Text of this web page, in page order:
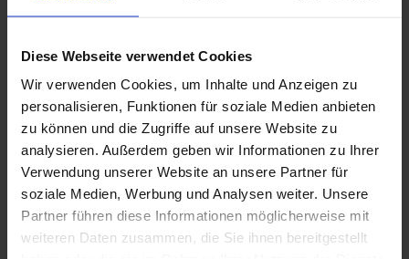
Diese Webseite verwendet Cookies
Wir verwenden Cookies, um Inhalte und Anzeigen zu
personalisieren, Funktionen für soziale Medien anbieten
zu können und die Zugriffe auf unsere Website zu
analysieren. Außerdem geben wir Informationen zu Ihrer
Verwendung unserer Website an unsere Partner für
soziale Medien, Werbung und Analysen weiter. Unsere
Partner führen diese Informationen möglicherweise mit
weiteren Daten zusammen, die Sie ihnen bereitgestellt
entspannter machen
Viele Leistungen sind bereits inkludiert:Trinkgelder, flexible
Pakete und attraktive Angebotesorgen für Transparenz und
Komfort. Weitere Inspiration finden Sie unterAlle
Kreuzfahrtschiffe bei Dreamlines,Alle Reedereien bei
Dreamlinesoder direkt beiDreamlines, wenn Sie Ihre
nächste Kreuzfahrt buchen möchten.
Beliebte Reiseziele der MSC Meraviglia?
Gastronomie
Service
Entertainment
Ausflüge
Kabine
2.1
Sport